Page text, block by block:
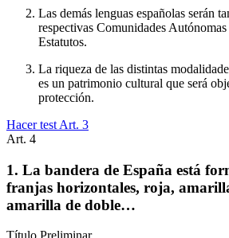
Las demás lenguas españolas serán
respectivas Comunidades
Estatutos.
La riqueza de las distintas
es un patrimonio cultural que será
protección.
Hacer test Art. 3
Art. 4
1. La bandera de España está
franjas horizontales, roja,
amarilla de doble…